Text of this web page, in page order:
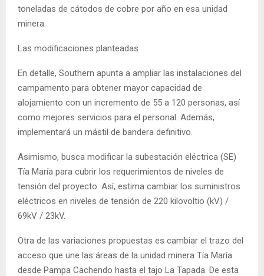
toneladas de cátodos de cobre por año en esa unidad
minera.
Las modificaciones planteadas
En detalle, Southern apunta a ampliar las instalaciones del
campamento para obtener mayor capacidad de
alojamiento con un incremento de 55 a 120 personas, así
como mejores servicios para el personal. Además,
implementará un mástil de bandera definitivo.
Asimismo, busca modificar la subestación eléctrica (SE)
Tía María para cubrir los requerimientos de niveles de
tensión del proyecto. Así, estima cambiar los suministros
eléctricos en niveles de tensión de 220 kilovoltio (kV) /
69kV / 23kV.
Otra de las variaciones propuestas es cambiar el trazo del
acceso que une las áreas de la unidad minera Tía María
desde Pampa Cachendo hasta el tajo La Tapada. De esta